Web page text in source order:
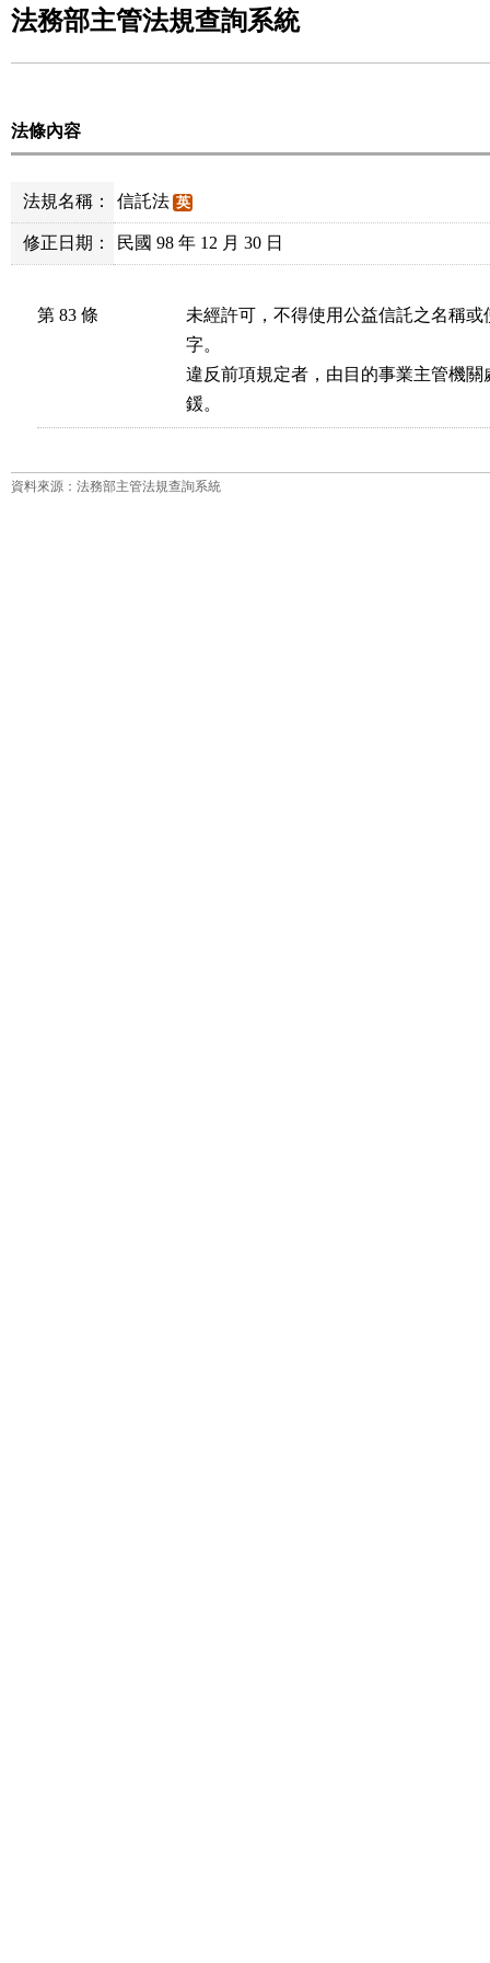
法務部主管法規查詢系統
法條內容
法規名稱： 信託法 英
修正日期： 民國 98 年 12 月 30 日
第 83 條
未經許可，不得使用公益信託之名稱
字。
違反前項規定者，由目的事業主管機
鍰。
資料來源：法務部主管法規查詢系統